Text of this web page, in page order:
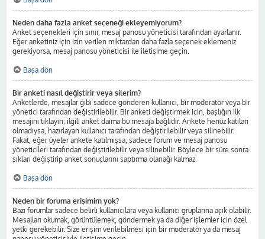
Neden daha fazla anket seçeneği ekleyemiyorum?
Anket seçenekleri için sınır, mesaj panosu yöneticisi tarafından ayarlanır.
Eğer anketiniz için izin verilen miktardan daha fazla seçenek eklemeniz
gerekiyorsa, mesaj panosu yöneticisi ile iletişime geçin.
Başa dön
Bir anketi nasıl değiştirir veya silerim?
Anketlerde, mesajlar gibi sadece gönderen kullanıcı, bir moderatör veya bir
yönetici tarafından değiştirilebilir. Bir anketi değiştirmek için, başlığın ilk
mesajını tıklayın; ilgili anket daima bu mesaja bağlıdır. Ankete henüz katılan
olmadıysa, hazırlayan kullanıcı tarafından değiştirilebilir veya silinebilir.
Fakat, eğer üyeler ankete katılmışsa, sadece forum ve mesaj panosu
yöneticileri tarafından değiştirilebilir veya silinebilir. Böylece bir süre sonra
şıkları değiştirip anket sonuçlarını saptırma olanağı kalmaz.
Başa dön
Neden bir foruma erişimim yok?
Bazı forumlar sadece belirli kullanıcılara veya kullanıcı gruplarına açık olabilir.
Mesajları okumak, görüntülemek, göndermek ya da diğer işlemler için özel
yetki gerekebilir. Size erişim verilebilmesi için bir moderatör ya da mesaj